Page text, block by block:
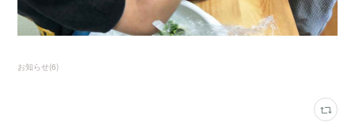
お知らせ(6)